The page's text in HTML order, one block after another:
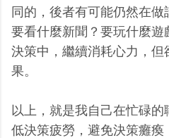
同的，後者有可能仍然在
要看什麼新聞？要玩什麼
決策中，繼續消耗心力，
果。
以上，就是我自己在忙碌
低決策疲勞，避免決策癱